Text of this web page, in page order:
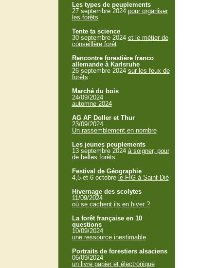
Les types de peuplements
27 septembre 2024 pour organiser
les forêts
Tente ta science
30 septembre 2024 et le métier de
conseillère forêt
Rencontre forestière franco
allemande à Karlsruhe
26 septembre 2024 sur les feux de
forêts
Marché du bois
24/09/2024
automne 2024
AG AF Doller et Thur
23/09/2024
Un rassemblement en nombre
Les jeunes peuplements
13 septembre 2024 à soigner, pour
de belles forêts
Festival de Géographie
4,5 et 6 octobre le FIG à Saint Dié
Hivernage des scolytes
11/09/2024
où se cachent ils en hiver ?
La forêt française en 10
questions
10/09/2024
une ressource inestimable
Portraits de forestiers alsaciens
06/09/2024
un livre papier et électronique